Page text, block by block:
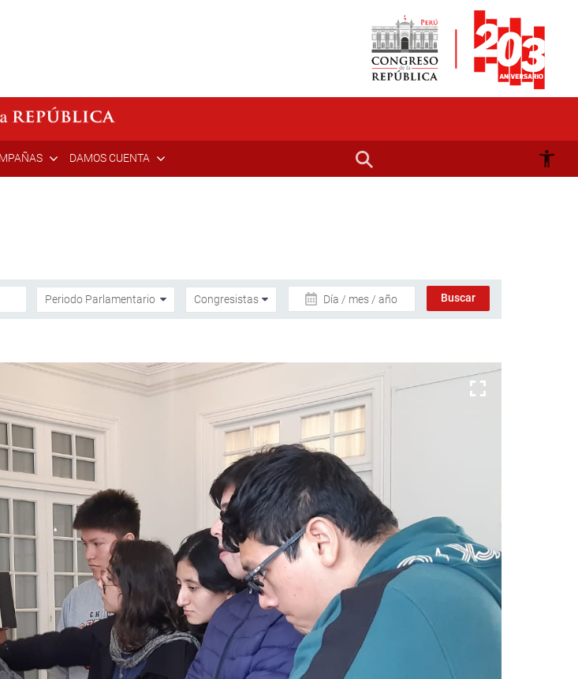
DAMOS CUENTA
Día / mes / año